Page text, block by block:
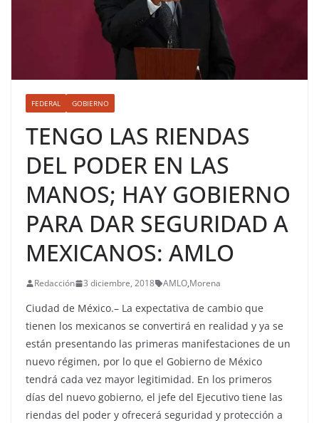
FEDERAL GOBIERNO
TENGO LAS RIENDAS
DEL PODER EN LAS
MANOS; HAY GOBIERNO
PARA DAR SEGURIDAD A
MEXICANOS: AMLO
Redacción 3 diciembre, 2018 AMLO,Morena
Ciudad de México.– La expectativa de cambio que
tienen los mexicanos se convertirá en realidad y ya se
están presentando las primeras manifestaciones de un
nuevo régimen, por lo que el Gobierno de México
tendrá cada vez mayor legitimidad. En los primeros
días del nuevo gobierno, el jefe del Ejecutivo tiene las
riendas del poder y ofrecerá seguridad y protección a